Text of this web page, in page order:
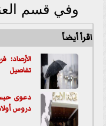
وفي قسم
اقرأ أيضاً
تفاصيل
دعوى حبس
دروس